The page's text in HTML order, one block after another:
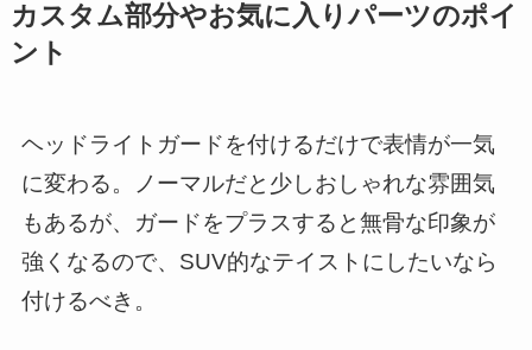
カスタム部分やお気に入りパーツのポイ
ント
ヘッドライトガードを付けるだけで表情が一気
に変わる。ノーマルだと少しおしゃれな雰囲気
もあるが、ガードをプラスすると無骨な印象が
強くなるので、SUV的なテイストにしたいなら
付けるべき。